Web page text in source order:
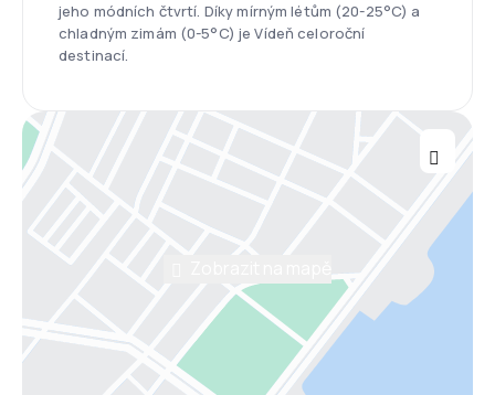
jeho módních čtvrtí. Díky mírným létům (20-25°C) a
chladným zimám (0-5°C) je Vídeň celoroční
destinací.